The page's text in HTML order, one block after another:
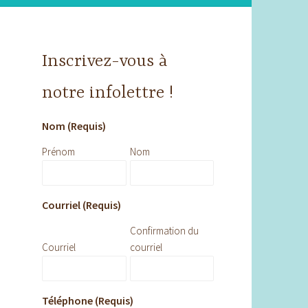
Inscrivez-vous à
notre infolettre !
Nom (Requis)
Prénom Nom
Courriel (Requis)
Courriel
Confirmation du
courriel
Téléphone (Requis)